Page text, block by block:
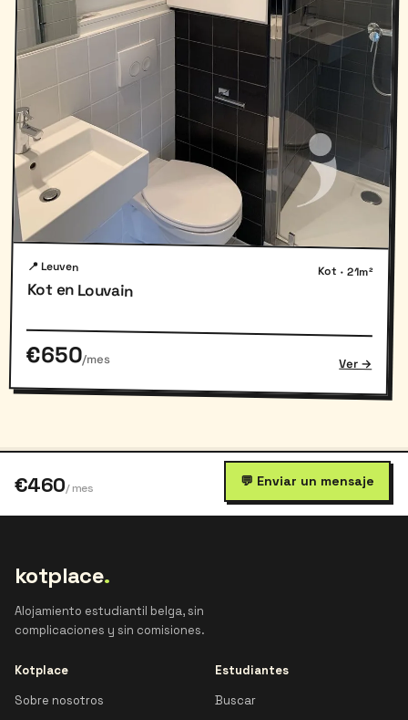
📍 Leuven Kot · 21m²
Kot en Louvain
€650/mes Ver →
€460/ mes 💬 Enviar un mensaje
kotplace.
Alojamiento estudiantil belga, sin
complicaciones y sin comisiones.
Kotplace
Sobre nosotros
Estudiantes
Buscar